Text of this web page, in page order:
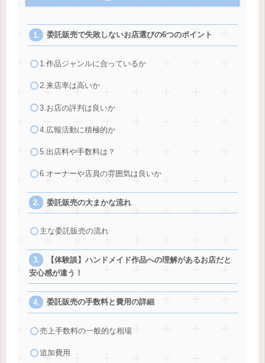
委託販売で失敗しないお店選びの6つのポイント
1.作品ジャンルに合っているか
2.来店率は高いか
3.お店の評判は良いか
4.広報活動に積極的か
5.出店料や手数料は？
6.オーナーや店員の雰囲気は良いか
委託販売の大まかな流れ
主な委託販売の流れ
【体験談】ハンドメイド作品への理解があるお店だと
安心感が違う！
委託販売の手数料と費用の詳細
売上手数料の一般的な相場
追加費用